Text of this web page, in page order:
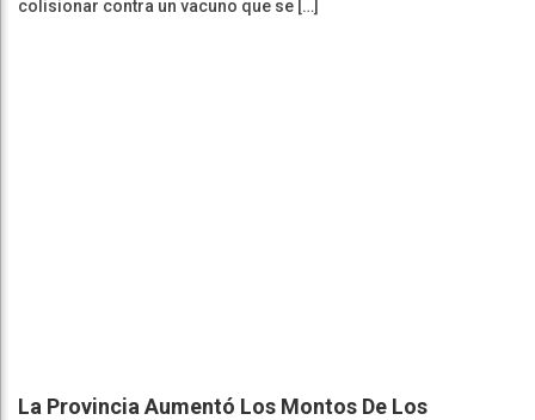
colisionar contra un vacuno que se […]
La Provincia Aumentó Los Montos De Los